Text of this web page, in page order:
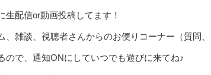
配信or動画投稿してます！
、雑談、視聴者さんからのお便りコーナー（質問
ので、通知ONにしていつでも遊びに来てね♪